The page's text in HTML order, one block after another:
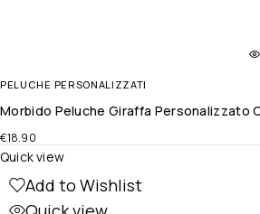
PELUCHE PERSONALIZZATI
Morbido Peluche Giraffa Personalizzato
€18.90
Add to Wishlist
Quick view